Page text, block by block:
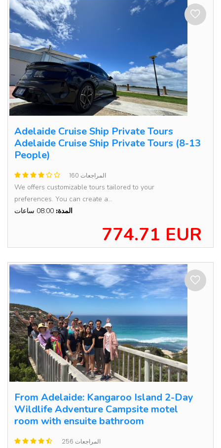
Adelaide Cruise Ship Private Tours
Adelaide Cruise Ship Private Tours (8-13
People)
160 المراجعات
We offers customizable tours tailored to your
preferences. You can create a...
المدة:
774.71 EUR
From Adelaide: Kangaroo Island 2-Day
Wildlife Adventure Campsite motel
room with ensuite bathroom
256 المراجعات